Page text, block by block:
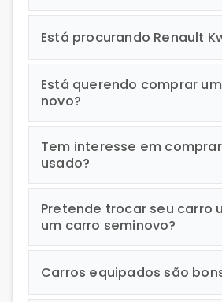
Está procurando Renault
Está querendo comprar
novo?
Tem interesse em
usado?
Pretende trocar seu carro
um carro seminovo?
Carros equipados são